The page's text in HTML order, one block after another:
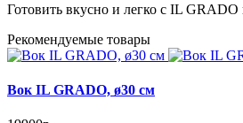
Готовить вкусно и легко с IL
Рекомендуемые товары
Вок IL GRADO, ø30 см